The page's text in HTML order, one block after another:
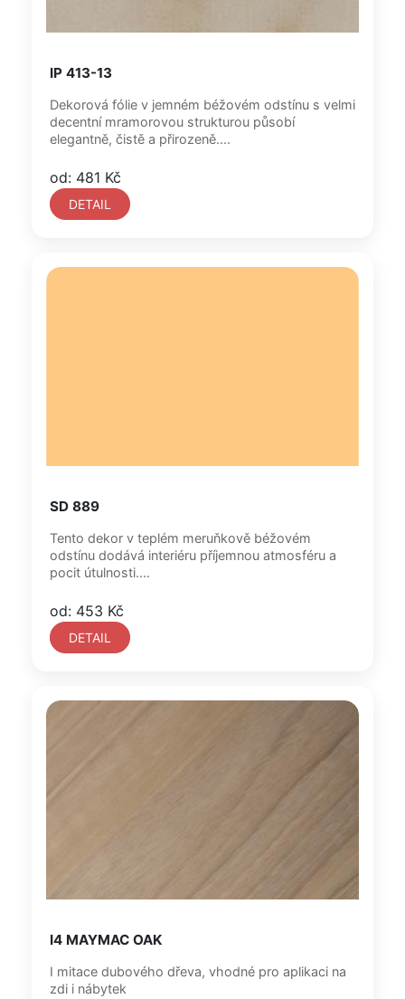
IP 413-13
Dekorová fólie v jemném béžovém odstínu s velmi
decentní mramorovou strukturou působí
elegantně, čistě a přirozeně....
od: 481 Kč
DETAIL
SD 889
Tento dekor v teplém meruňkově béžovém
odstínu dodává interiéru příjemnou atmosféru a
pocit útulnosti....
od: 453 Kč
DETAIL
I4 MAYMAC OAK
I mitace dubového dřeva, vhodné pro aplikaci na
zdi i nábytek